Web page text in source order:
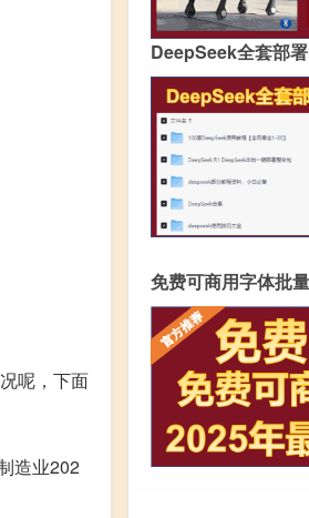
呢，下面
造业202
DeepSeek全套部
免费可商用字体批